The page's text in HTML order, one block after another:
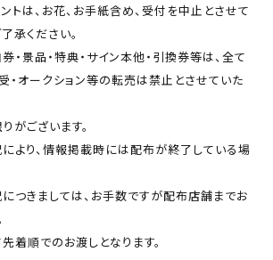
は、お花、お手紙含め、受付を中止とさせて
承ください。
景品・特典・サイン本他・引換券等は、全て
・オークション等の転売は禁止とさせていた
ございます。
より、情報掲載時には配布が終了している場
つきましては、お手数ですが配布店舗までお
順でのお渡しとなります。